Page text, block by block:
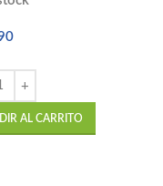
AL CARRITO